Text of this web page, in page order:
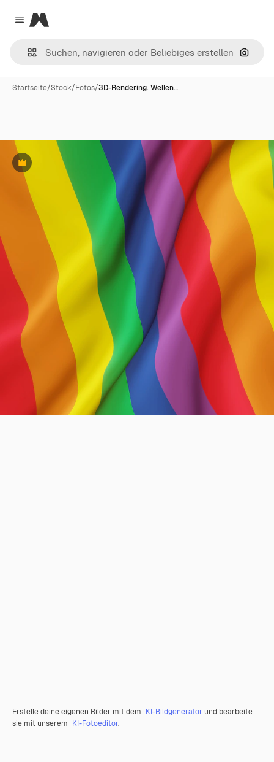
Close menu
Magnific
Nach
Startseite/Stock/Fotos/3D-Rendering. Wellen…
Premium
Erstelle deine eigenen Bilder mit dem KI-Bildgenerator und bearbeite
sie mit unserem KI-Fotoeditor.